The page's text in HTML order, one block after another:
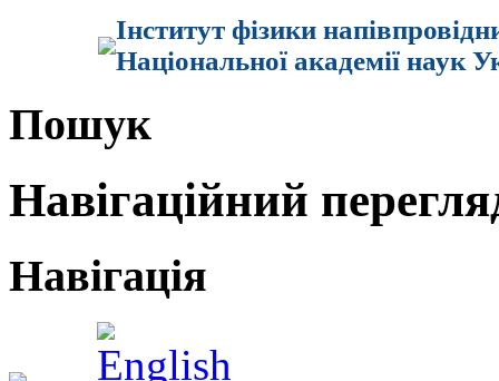
Інститут фізики
Національної академії наук
Пошук
Навігаційний
Навігація